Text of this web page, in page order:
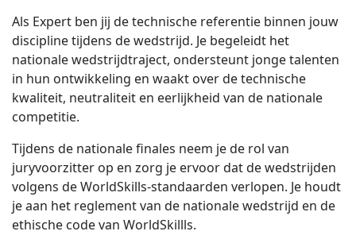
Als Expert ben jij de technische referentie binnen jouw
discipline tijdens de wedstrijd. Je begeleidt het
nationale wedstrijdtraject, ondersteunt jonge talenten
in hun ontwikkeling en waakt over de technische
kwaliteit, neutraliteit en eerlijkheid van de nationale
competitie.
Tijdens de nationale finales neem je de rol van
juryvoorzitter op en zorg je ervoor dat de wedstrijden
volgens de WorldSkills-standaarden verlopen. Je houdt
je aan het reglement van de nationale wedstrijd en de
ethische code van WorldSkillls.